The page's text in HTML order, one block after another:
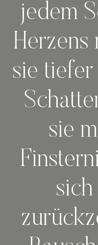
jedem
Herzens
sie
sie